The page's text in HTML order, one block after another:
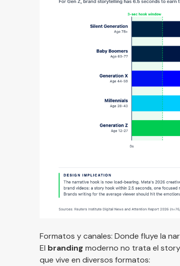
Formatos y canales: Donde fluye la
El branding moderno no trata el
que vive en diversos formatos: